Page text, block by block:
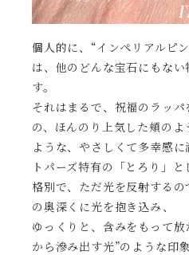
個人的に、“インペリアルピ
は、他のどんな宝石にもな
す。
それはまるで、祝福のラッ
の、ほんのり上気した頬の
ような、やさしくて多幸感に
トパーズ特有の「とろり」
格別で、ただ光を反射する
の奥深くに光を抱き込み、
ゆっくりと、含みをもって
から滲み出す光”のような印